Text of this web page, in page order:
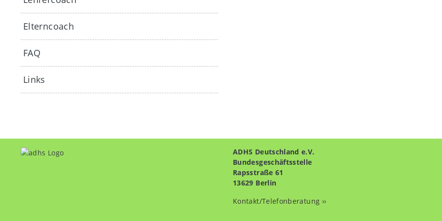
Elterncoach
FAQ
Links
ADHS Deutschland e.V.
Bundesgeschäftsstelle
Rapsstraße 61
13629 Berlin
Kontakt/Telefonberatung ››